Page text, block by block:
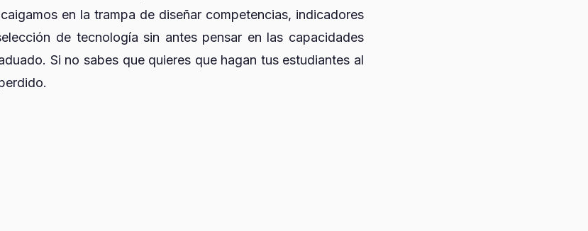
en la trampa de diseñar competencias, indicadores
de tecnología sin antes pensar en las capacidades
Si no sabes que quieres que hagan tus estudiantes al